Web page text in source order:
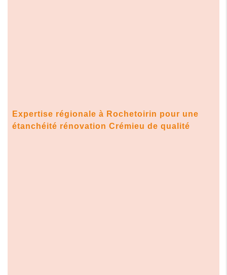
Expertise régionale à Rochetoirin pour une
étanchéité rénovation Crémieu de qualité